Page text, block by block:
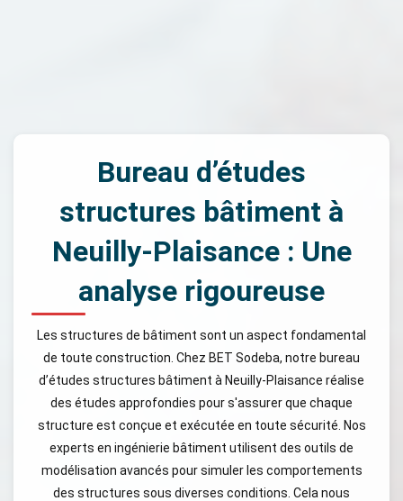
Bureau d’études
structures bâtiment à
Neuilly-Plaisance : Une
analyse rigoureuse
Les structures de bâtiment sont un aspect fondamental
de toute construction. Chez BET Sodeba, notre bureau
d’études structures bâtiment à Neuilly-Plaisance réalise
des études approfondies pour s'assurer que chaque
structure est conçue et exécutée en toute sécurité. Nos
experts en ingénierie bâtiment utilisent des outils de
modélisation avancés pour simuler les comportements
des structures sous diverses conditions. Cela nous